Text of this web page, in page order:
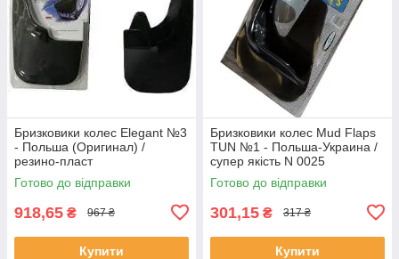
Бризковики колес Elegant №3
- Польша (Оригинал) /
резино-пласт
Готово до відправки
918,65 ₴ 967 ₴
Купити
Бризковики колес Mud Flaps
TUN №1 - Польша-Украина /
супер якість N 0025
Готово до відправки
301,15 ₴ 317 ₴
Купити